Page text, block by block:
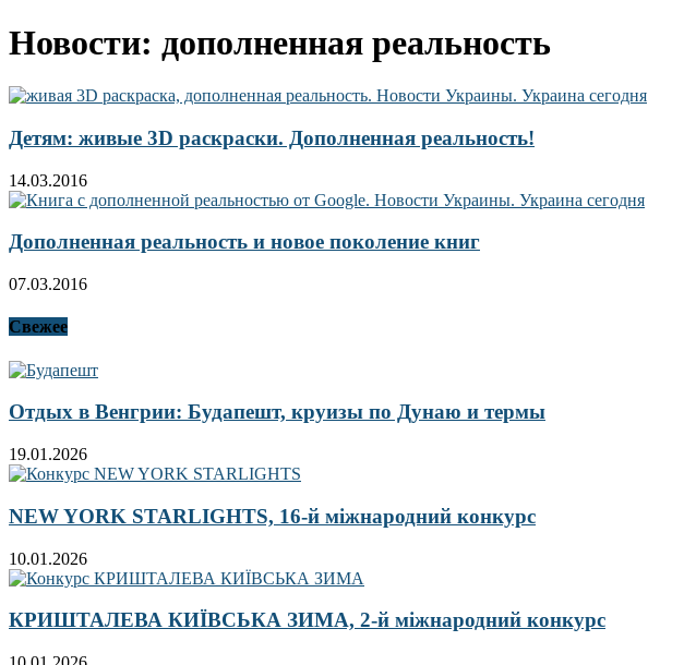
Новости: дополненная реальность
Детям: живые 3D раскраски. Дополненная реальность!
14.03.2016
Дополненная реальность и новое поколение книг
07.03.2016
Свежее
Отдых в Венгрии: Будапешт, круизы по Дунаю и термы
19.01.2026
NEW YORK STARLIGHTS, 16-й міжнародний конкурс
10.01.2026
КРИШТАЛЕВА КИЇВСЬКА ЗИМА, 2-й міжнародний конкурс